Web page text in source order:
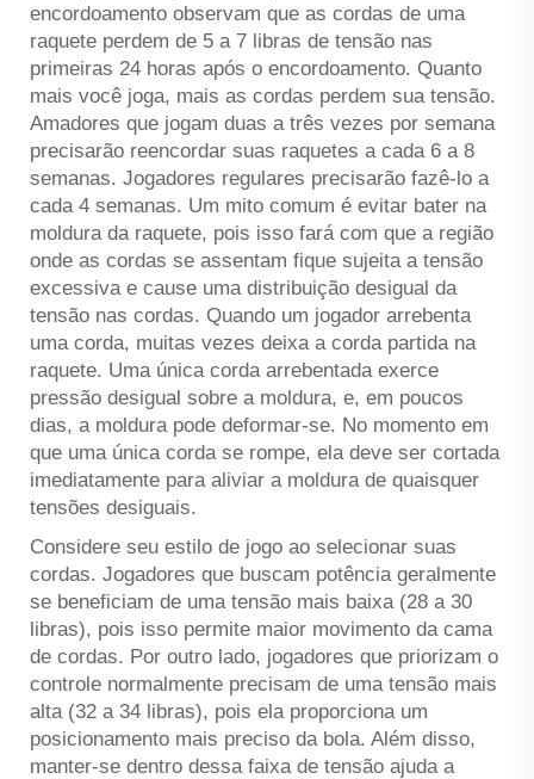
encordoamento observam que as cordas de uma
raquete perdem de 5 a 7 libras de tensão nas
primeiras 24 horas após o encordoamento. Quanto
mais você joga, mais as cordas perdem sua tensão.
Amadores que jogam duas a três vezes por semana
precisarão reencordar suas raquetes a cada 6 a 8
semanas. Jogadores regulares precisarão fazê-lo a
cada 4 semanas. Um mito comum é evitar bater na
moldura da raquete, pois isso fará com que a região
onde as cordas se assentam fique sujeita a tensão
excessiva e cause uma distribuição desigual da
tensão nas cordas. Quando um jogador arrebenta
uma corda, muitas vezes deixa a corda partida na
raquete. Uma única corda arrebentada exerce
pressão desigual sobre a moldura, e, em poucos
dias, a moldura pode deformar-se. No momento em
que uma única corda se rompe, ela deve ser cortada
imediatamente para aliviar a moldura de quaisquer
tensões desiguais.
Considere seu estilo de jogo ao selecionar suas
cordas. Jogadores que buscam potência geralmente
se beneficiam de uma tensão mais baixa (28 a 30
libras), pois isso permite maior movimento da cama
de cordas. Por outro lado, jogadores que priorizam o
controle normalmente precisam de uma tensão mais
alta (32 a 34 libras), pois ela proporciona um
posicionamento mais preciso da bola. Além disso,
manter-se dentro dessa faixa de tensão ajuda a